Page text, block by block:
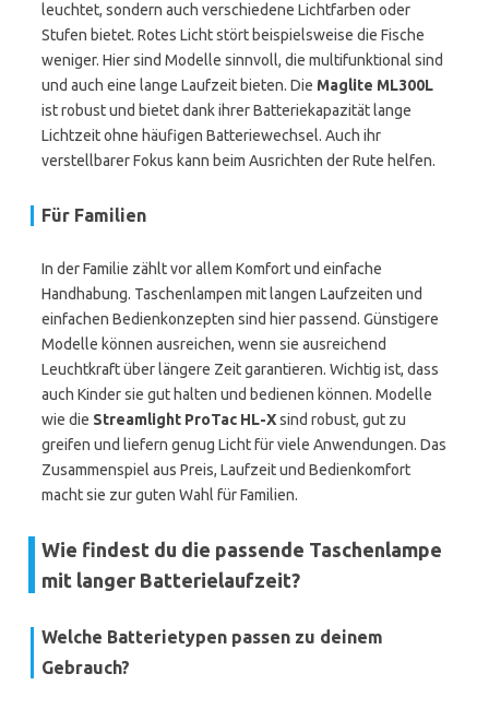
leuchtet, sondern auch verschiedene Lichtfarben oder
Stufen bietet. Rotes Licht stört beispielsweise die Fische
weniger. Hier sind Modelle sinnvoll, die multifunktional sind
und auch eine lange Laufzeit bieten. Die Maglite ML300L
ist robust und bietet dank ihrer Batteriekapazität lange
Lichtzeit ohne häufigen Batteriewechsel. Auch ihr
verstellbarer Fokus kann beim Ausrichten der Rute helfen.
Für Familien
In der Familie zählt vor allem Komfort und einfache
Handhabung. Taschenlampen mit langen Laufzeiten und
einfachen Bedienkonzepten sind hier passend. Günstigere
Modelle können ausreichen, wenn sie ausreichend
Leuchtkraft über längere Zeit garantieren. Wichtig ist, dass
auch Kinder sie gut halten und bedienen können. Modelle
wie die Streamlight ProTac HL-Xsind robust, gut zu
greifen und liefern genug Licht für viele Anwendungen. Das
Zusammenspiel aus Preis, Laufzeit und Bedienkomfort
macht sie zur guten Wahl für Familien.
Wie findest du die passende Taschenlampe
mit langer Batterielaufzeit?
Welche Batterietypen passen zu deinem
Gebrauch?